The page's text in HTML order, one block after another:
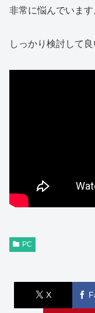
非常に悩んでいます
しっかり検討して
PC
X